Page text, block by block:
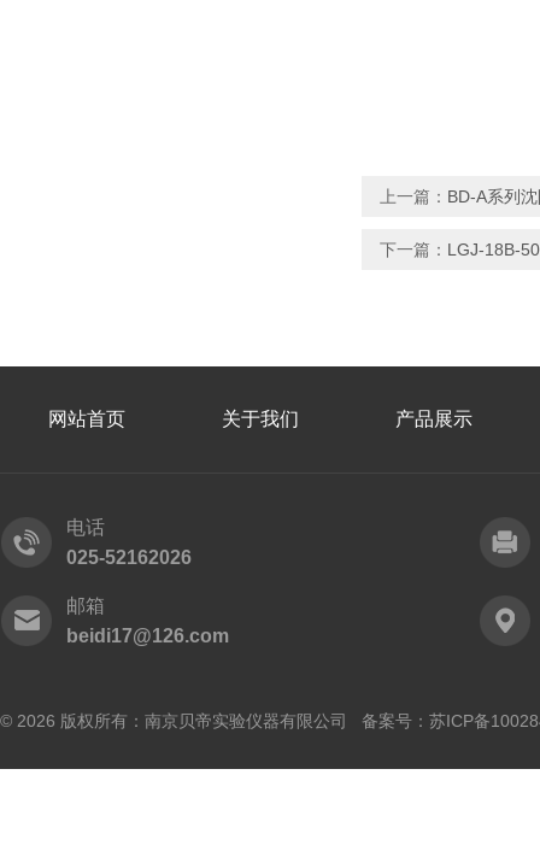
上一篇： BD-A系列
下一篇： LGJ-18B-
网站首页 关于我们 产品展示
电话
025-52162026
邮箱
beidi17@126.com
© 2026 版权所有：南京贝帝实验仪器有限公司 备案号： 苏ICP备